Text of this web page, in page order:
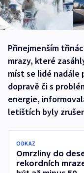
Přinejmenším
mrazy, které
míst se lidé nadále
dopravě či s
energie,
letištích byly
ODKAZ
Omrzliny do
rekordních